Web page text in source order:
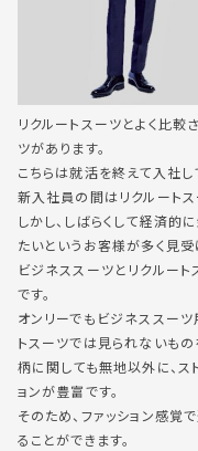
リクルートスーツとよく比較
ツがあります。
こちらは就活を終えて入社し
新入社員の間はリクルート
しかし、しばらくして経済的
たいというお客様が多く見受
ビジネススーツとリクルー
です。
オンリーでもビジネススーツ
トスーツでは見られないもの
柄に関しても無地以外に、ス
ョンが豊富です。
そのため、ファッション感覚
ることができます。